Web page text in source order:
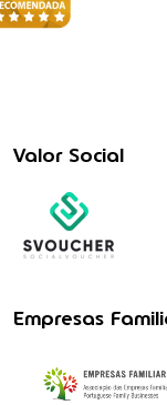
Valor Social
Empresas